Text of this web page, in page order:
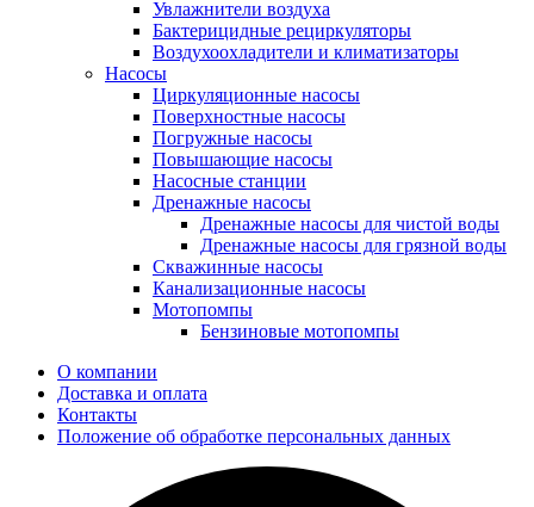
Увлажнители воздуха
Бактерицидные рециркуляторы
Воздухоохладители и климатизаторы
Насосы
Циркуляционные насосы
Поверхностные насосы
Погружные насосы
Повышающие насосы
Насосные станции
Дренажные насосы
Дренажные насосы для чистой воды
Дренажные насосы для грязной воды
Скважинные насосы
Канализационные насосы
Мотопомпы
Бензиновые мотопомпы
О компании
Доставка и оплата
Контакты
Положение об обработке персональных данных